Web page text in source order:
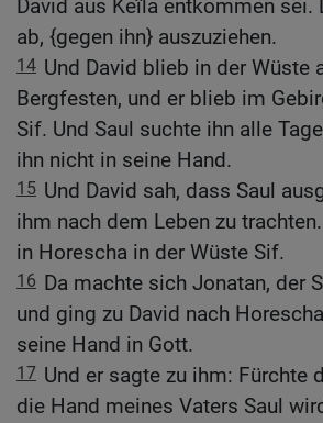
David aus Keïla entkommen sei.
ab, {gegen ihn} auszuziehen.
14 Und David blieb in der Wüste
Bergfesten, und er blieb im
Sif. Und Saul suchte ihn alle
ihn nicht in seine Hand.
15 Und David sah, dass Saul
ihm nach dem Leben zu
in Horescha in der Wüste Sif.
16 Da machte sich Jonatan, der
und ging zu David nach
seine Hand in Gott.
17 Und er sagte zu ihm: Fürchte
die Hand meines Vaters Saul